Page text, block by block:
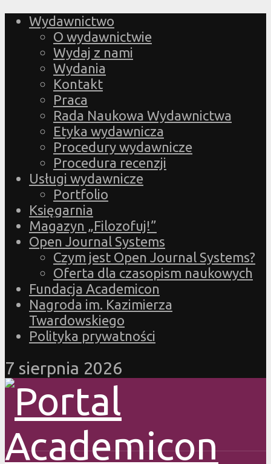
Wydawnictwo
O wydawnictwie
Wydaj z nami
Wydania
Kontakt
Praca
Rada Naukowa Wydawnictwa
Etyka wydawnicza
Procedury wydawnicze
Procedura recenzji
Usługi wydawnicze
Portfolio
Księgarnia
Magazyn „Filozofuj!”
Open Journal Systems
Czym jest Open Journal Systems?
Oferta dla czasopism naukowych
Fundacja Academicon
Nagroda im. Kazimierza
Twardowskiego
Polityka prywatności
7 sierpnia 2026